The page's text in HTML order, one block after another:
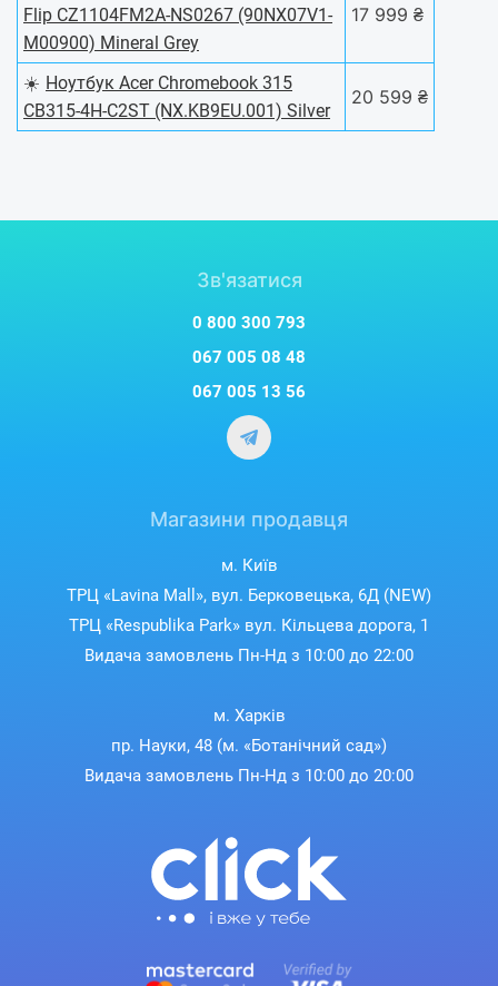
Flip CZ1104FM2A-NS0267 (90NX07V1-
M00900) Mineral Grey
17 999 ₴
☀️ Ноутбук Acer Chromebook 315
CB315-4H-C2ST (NX.KB9EU.001) Silver
20 599 ₴
Зв'язатися
0 800 300 793
067 005 08 48
067 005 13 56
Магазини продавця
м. Київ
ТРЦ «Lavina Mall», вул. Берковецька, 6Д (NEW)
ТРЦ «Respublika Park» вул. Кільцева дорога, 1
Видача замовлень Пн-Нд з 10:00 до 22:00
м. Харків
пр. Науки, 48 (м. «Ботанічний сад»)
Видача замовлень Пн-Нд з 10:00 до 20:00